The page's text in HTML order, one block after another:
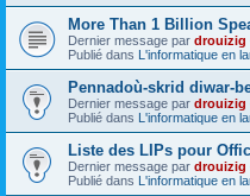
More Than 1 Billion
Dernier message par drouizig
Publié dans L'informatique en
Pennadoù-skrid diwar-
Dernier message par drouizig
Publié dans L'informatique en
Liste des LIPs pour
Dernier message par drouizig
Publié dans L'informatique en